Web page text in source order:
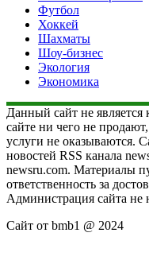
Футбол
Хоккей
Шахматы
Шоу-бизнес
Экология
Экономика
Данный сайт не
сайте ни чего не
услуги не оказываются.
новостей RSS канала
newsru.com. Материалы
ответственность за
Администрация сайта не
Сайт от bmb1 @ 2024